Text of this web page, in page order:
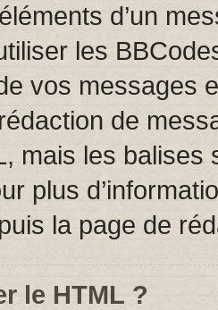
d’un
les
vos messages
de
mais les
plus
la page de
le HTML ?